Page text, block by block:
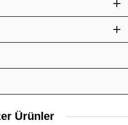
Ürünler